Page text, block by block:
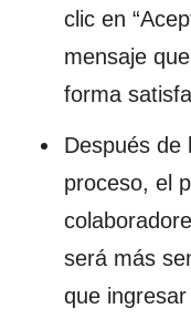
clic en
mensaje
forma
Después de
proceso, el
será más
que